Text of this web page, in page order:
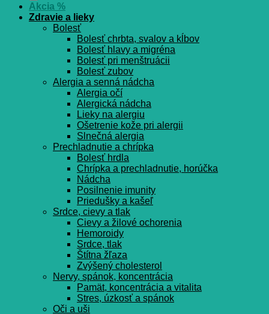
Akcia %
Zdravie a lieky
Bolesť
Bolesť chrbta, svalov a kĺbov
Bolesť hlavy a migréna
Bolesť pri menštruácii
Bolesť zubov
Alergia a senná nádcha
Alergia očí
Alergická nádcha
Lieky na alergiu
Ošetrenie kože pri alergii
Slnečná alergia
Prechladnutie a chrípka
Bolesť hrdla
Chrípka a prechladnutie, horúčka
Nádcha
Posilnenie imunity
Priedušky a kašeľ
Srdce, cievy a tlak
Cievy a žilové ochorenia
Hemoroidy
Srdce, tlak
Štítna žľaza
Zvýšený cholesterol
Nervy, spánok, koncentrácia
Pamät, koncentrácia a vitalita
Stres, úzkosť a spánok
Oči a uši